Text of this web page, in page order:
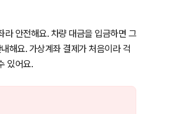
라 안전해요. 차량 대금을 입금하면 그
해요. 가상계좌 결제가 처음이라 걱
있어요.